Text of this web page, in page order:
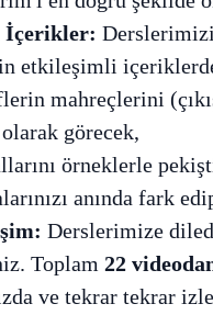
İçerikler:
etkileşimli
mahreçlerini
görecek,
örneklerle
anında fark
Derslerimize
Toplam 22
ve tekrar tekrar